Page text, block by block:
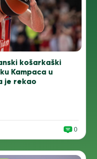
košarkaški
Kampaca u
je rekao
0